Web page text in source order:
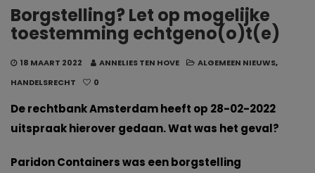
Borgstelling? Let op mogelijke
toestemming echtgeno(o)t(e)
18 MAART 2022 ANNELIES TEN HOVE ALGEMEEN NIEUWS,
HANDELSRECHT
0
De rechtbank Amsterdam heeft op 28-02-2022
uitspraak hierover gedaan. Wat was het geval?
Paridon Containers was een borgstelling